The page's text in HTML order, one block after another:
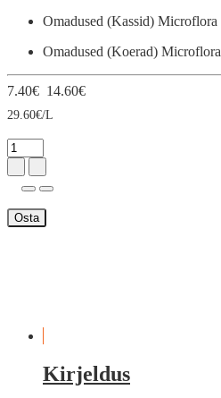
Omadused (Kassid) Microflora
Omadused (Koerad) Microflora
7.40€ 14.60€
29.60€/L
Osta
Kirjeldus